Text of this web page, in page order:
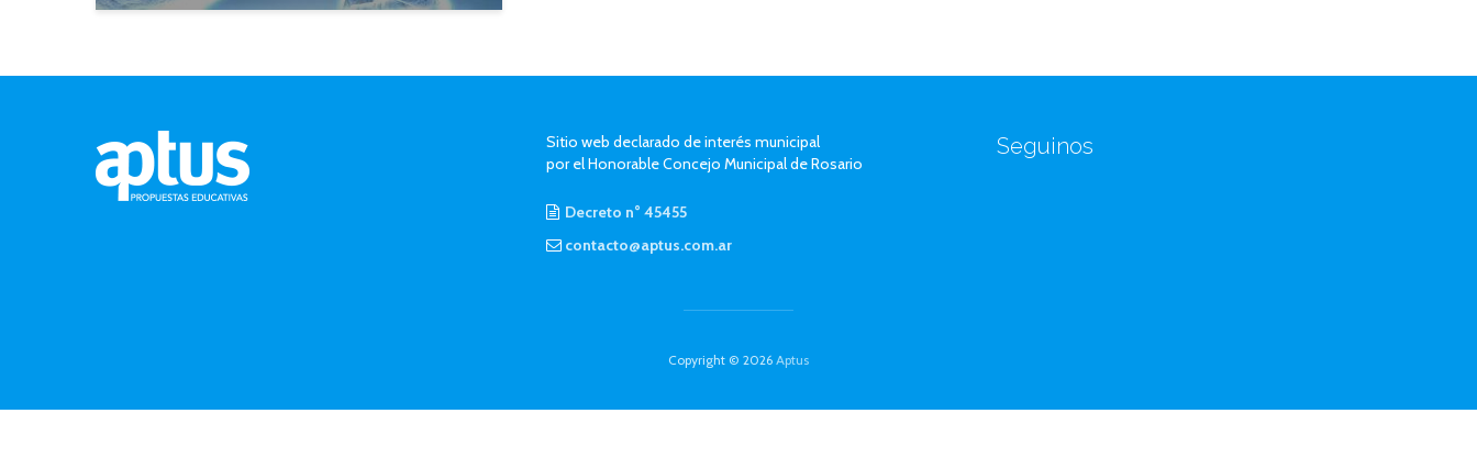
Sitio web declarado de interés municipal
por el Honorable Concejo Municipal de Rosario
Decreto n° 45455
contacto@aptus.com.ar
Seguinos
Copyright © 2026 Aptus